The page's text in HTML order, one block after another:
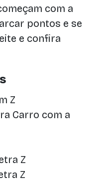
com a
pontos e se
e confira
Z
Carro com a
Z
Z